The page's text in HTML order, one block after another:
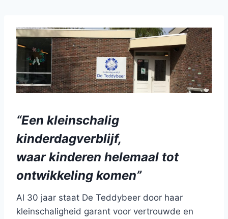
“Een kleinschalig
kinderdagverblijf,
waar kinderen helemaal tot
ontwikkeling komen”
Al 30 jaar staat De Teddybeer door haar
kleinschaligheid garant voor vertrouwde en